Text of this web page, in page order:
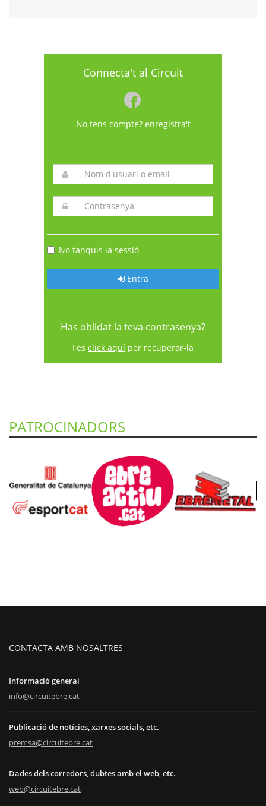
Connecta't al Circuit
No tens compte? enregistra't
No tanquis la sessió
Entra
Has oblidat la teva contrasenya?
Fes click aquí per recuperar-la
PATROCINADORS
CONTACTA AMB NOSALTRES
Informació general
info@circuitebre.cat
Publicació de notícies, xarxes socials, etc.
premsa@circuitebre.cat
Dades dels corredors, dubtes amb el web, etc.
web@circuitebre.cat